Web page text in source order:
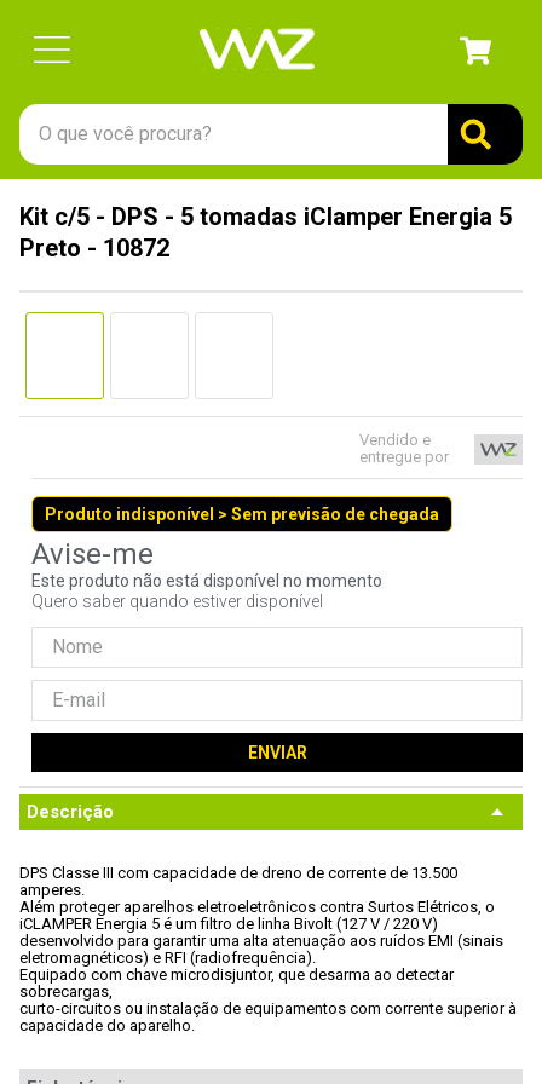
O que você procura?
Kit c/5 - DPS - 5 tomadas iClamper Energia 5
Preto - 10872
Vendido e
entregue por
Produto indisponível > Sem previsão de chegada
Este produto não está disponível no momento
Quero saber quando estiver disponível
ENVIAR
Descrição
DPS Classe III com capacidade de dreno de corrente de 13.500
amperes.
Além proteger aparelhos eletroeletrônicos contra Surtos Elétricos, o
iCLAMPER Energia 5 é um filtro de linha Bivolt (127 V / 220 V)
desenvolvido para garantir uma alta atenuação aos ruídos EMI (sinais
eletromagnéticos) e RFI (radiofrequência).
Equipado com chave microdisjuntor, que desarma ao detectar
sobrecargas,
curto-circuitos ou instalação de equipamentos com corrente superior à
capacidade do aparelho.
1º
gabinete
3º
teclado
5º
openbox
7º
fractal
8º
hd
controle
10º jonsbo